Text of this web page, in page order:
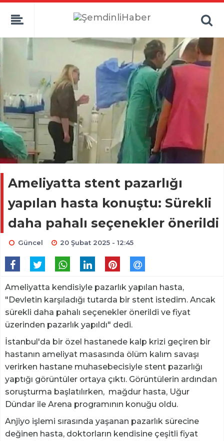
Ameliyatta stent pazarlığı
yapılan hasta konuştu: Sürekli
daha pahalı seçenekler önerildi
Güncel 20 Şubat 2025 - 12:45
Ameliyatta kendisiyle pazarlık yapılan hasta,
"Devletin karşıladığı tutarda bir stent istedim. Ancak
sürekli daha pahalı seçenekler önerildi ve fiyat
üzerinden pazarlık yapıldı" dedi.
İstanbul'da bir özel hastanede kalp krizi geçiren bir
hastanın ameliyat masasında ölüm kalım savaşı
verirken hastane muhasebecisiyle stent pazarlığı
yaptığı görüntüler ortaya çıktı. Görüntülerin ardından
soruşturma başlatılırken, mağdur hasta, Uğur
Dündar ile Arena programının konuğu oldu.
Anjiyo işlemi sırasında yaşanan pazarlık sürecine
değinen hasta, doktorların kendisine çeşitli fiyat